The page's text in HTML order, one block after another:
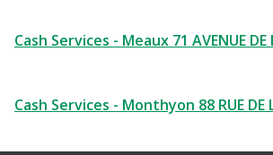
Cash Services - Meaux 71 AVENUE DE
Cash Services - Monthyon 88 RUE DE